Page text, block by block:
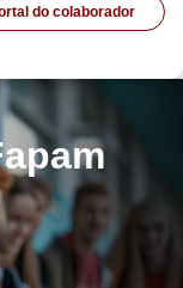
do colaborador